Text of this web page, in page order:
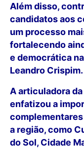
Além disso,
candidatos aos
um processo
fortalecendo
e democrática
Leandro Crispim.
A articuladora da
enfatizou a
a região, como
do Sol, Cidade